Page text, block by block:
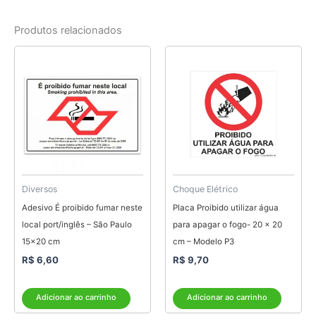
Produtos relacionados
Diversos
Adesivo É proibido fumar neste
local port/inglês – São Paulo
15×20 cm
R$ 6,60
Adicionar ao carrinho
Choque Elétrico
Placa Proibido utilizar água
para apagar o fogo- 20 x 20
cm – Modelo P3
R$ 9,70
Adicionar ao carrinho